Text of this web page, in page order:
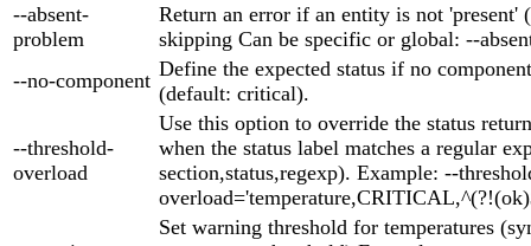
--absent-
problem
Return an error if an entity is not 'present'
skipping Can be specific or global: --
--no-component Define the expected status if no
(default: critical).
--threshold-
overload
Use this option to override the status
when the status label matches a regular
section,status,regexp). Example: --
Set warning threshold for temperatures